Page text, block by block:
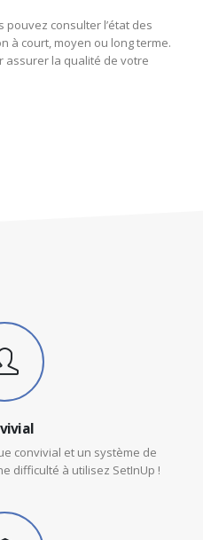
consulter l’état des
à court, moyen ou long terme.
assurer la qualité de votre
convivial et un système de
difficulté à utilisez SetInUp !